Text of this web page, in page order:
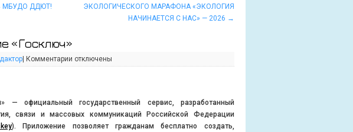
МБУДО ДДЮТ!
ЭКОЛОГИЧЕСКОГО МАРАФОНА «ЭКОЛОГИЯ
НАЧИНАЕТСЯ С НАС» — 2026 →
«Госключ»
| Комментарии отключены
— официальный государственный сервис, разработанный
связи и массовых коммуникаций Российской Федерации
). Приложение позволяет гражданам бесплатно создать,